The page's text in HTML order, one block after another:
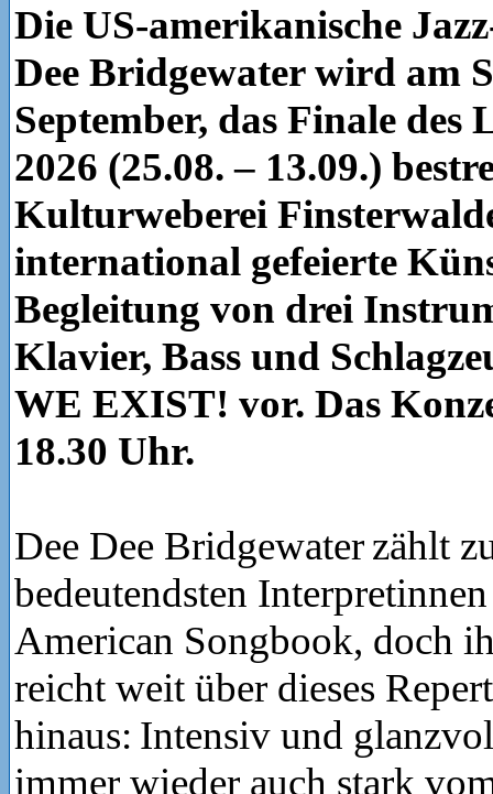
Die US-amerikanische
Dee Bridgewater wird am
September, das Finale des
2026 (25.08. – 13.09.)
Kulturweberei
international gefeierte
Begleitung von drei
Klavier, Bass und
WE EXIST! vor. Das
18.30 Uhr.
Dee Dee Bridgewater zählt
bedeutendsten
American Songbook, doch
reicht weit über dieses
hinaus: Intensiv und
immer wieder auch stark